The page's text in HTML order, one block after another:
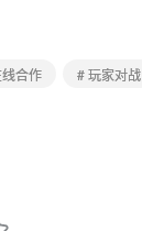
合作 # 玩家对战